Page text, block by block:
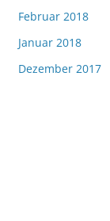
Februar 2018
Januar 2018
Dezember 2017